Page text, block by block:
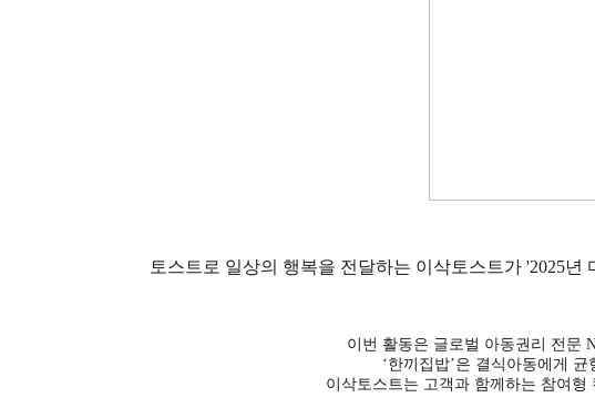
토스트로 일상의 행복을 전달하는 이삭토스트가 '2025
이번 활동은 글로벌 아동권리 전문
‘한끼집밥’은 결식아동에게
이삭토스트는 고객과 함께하는 참여